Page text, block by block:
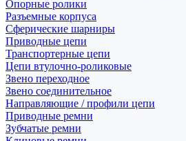
Опорные ролики
Разъемные корпуса
Сферические шарниры
Приводные цепи
Транспортерные цепи
Цепи втулочно-роликовые
Звено переходное
Звено соединительное
Направляющие / профили цепи
Приводные ремни
Зубчатые ремни